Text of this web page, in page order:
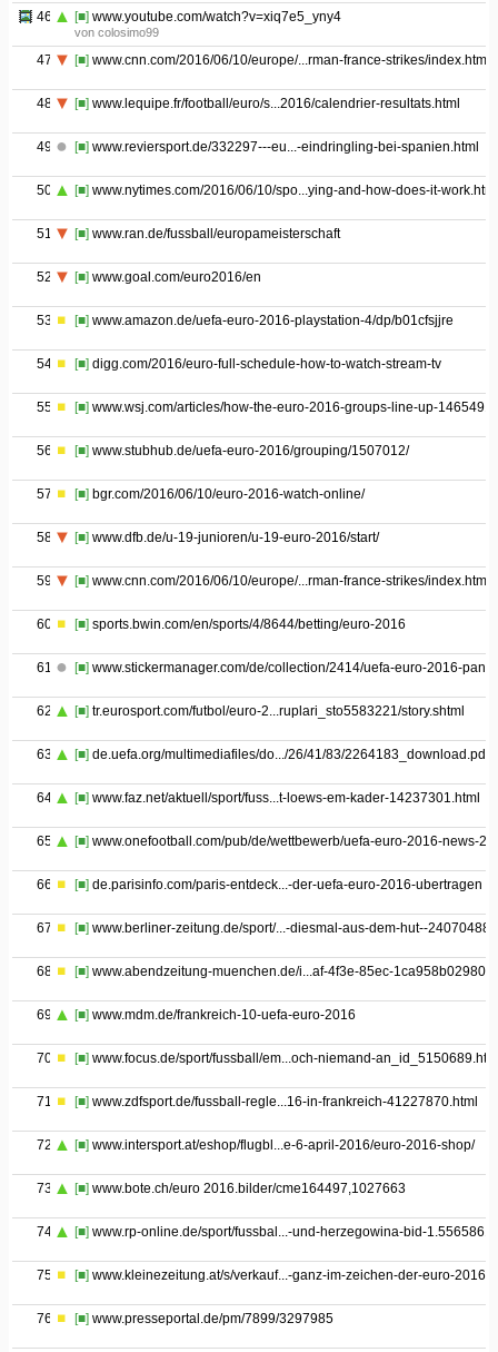
46 [■] www.youtube.com/watch?v=xiq7e5_yny4
von colosimo99
47 [■] www.cnn.com/2016/06/10/europe/...rman-france-strikes/index.html
48 [■] www.lequipe.fr/football/euro/s...2016/calendrier-resultats.html
49 [■] www.reviersport.de/332297---eu...-eindringling-bei-spanien.html
50 [■] www.nytimes.com/2016/06/10/spo...ying-and-how-does-it-work.html
51 [■] www.ran.de/fussball/europameisterschaft
52 [■] www.goal.com/euro2016/en
53 [■] www.amazon.de/uefa-euro-2016-playstation-4/dp/b01cfsjjre
54 [■] digg.com/2016/euro-full-schedule-how-to-watch-stream-tv
55 [■] www.wsj.com/articles/how-the-euro-2016-groups-line-up-
56 [■] www.stubhub.de/uefa-euro-2016/grouping/1507012/
57 [■] bgr.com/2016/06/10/euro-2016-watch-online/
58 [■] www.dfb.de/u-19-junioren/u-19-euro-2016/start/
59 [■] www.cnn.com/2016/06/10/europe/...rman-france-strikes/index.html
60 [■] sports.bwin.com/en/sports/4/8644/betting/euro-2016
61 [■] www.stickermanager.com/de/collection/2414/uefa-euro-2016-
62 [■] tr.eurosport.com/futbol/euro-2...ruplari_sto5583221/story.shtml
63 [■] de.uefa.org/multimediafiles/do.../26/41/83/2264183_download.pdf
64 [■] www.faz.net/aktuell/sport/fuss...t-loews-em-kader-14237301.html
65 [■] www.onefootball.com/pub/de/wettbewerb/uefa-euro-2016-news-20
66 [■] de.parisinfo.com/paris-entdeck...-der-uefa-euro-2016-ubertragen
67 [■] www.berliner-zeitung.de/sport/...-diesmal-aus-dem-hut--24070488
68 [■] www.abendzeitung-muenchen.de/i...af-4f3e-85ec-
69 [■] www.mdm.de/frankreich-10-uefa-euro-2016
70 [■] www.focus.de/sport/fussball/em...och-niemand-
71 [■] www.zdfsport.de/fussball-regle...16-in-frankreich-41227870.html
72 [■] www.intersport.at/eshop/flugbl...e-6-april-2016/euro-2016-shop/
73 [■] www.bote.ch/euro 2016.bilder/cme164497,1027663
74 [■] www.rp-online.de/sport/fussbal...-und-herzegowina-bid-1.5565861
75 [■] www.kleinezeitung.at/s/verkauf...-ganz-im-zeichen-der-euro-2016
76 [■] www.presseportal.de/pm/7899/3297985